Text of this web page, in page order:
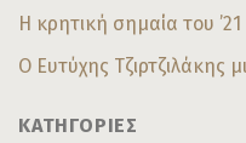
Η κρητική σημαία του ’21
Ο Ευτύχης Τζιρτζιλάκης
ΚΑΤΗΓΟΡΙΕΣ